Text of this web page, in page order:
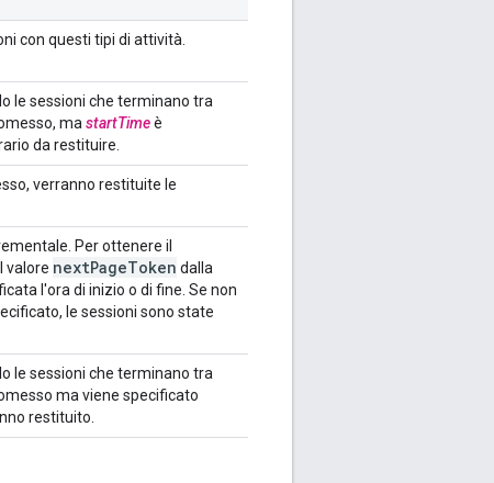
con questi tipi di attività.
le sessioni che terminano tra
ma startTimeè
da restituire.
verranno restituite le
Per ottenere il
valore nextPageToken dalla
l'ora di inizio o di fine. Se non
le sessioni sono state
le sessioni che terminano tra
ma viene specificato
restituito.